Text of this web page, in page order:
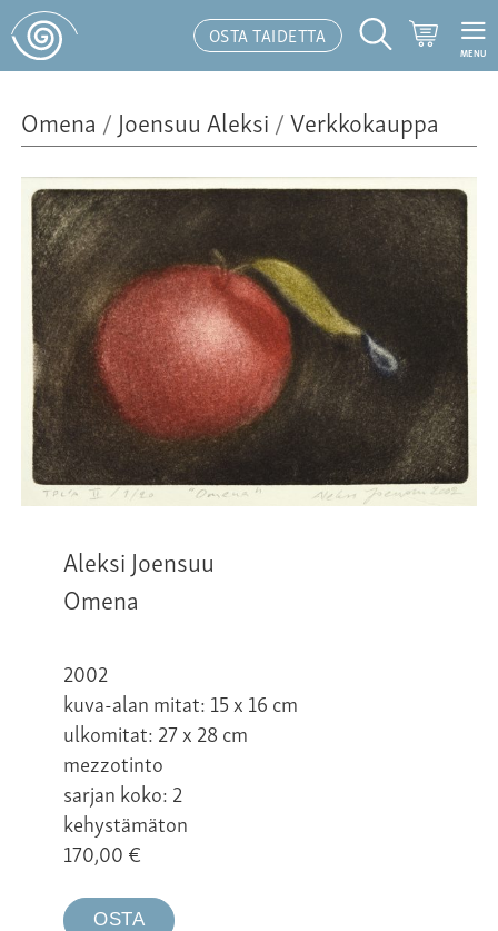
OSTA TAIDETTA
Hakutoiminto
MENU
Omena / Joensuu Aleksi/Verkkokauppa
Aleksi Joensuu
Omena
2002
kuva-alan mitat: 15 x 16 cm
ulkomitat: 27 x 28 cm
mezzotinto
sarjan koko: 2
kehystämäton
170,00€
OSTA